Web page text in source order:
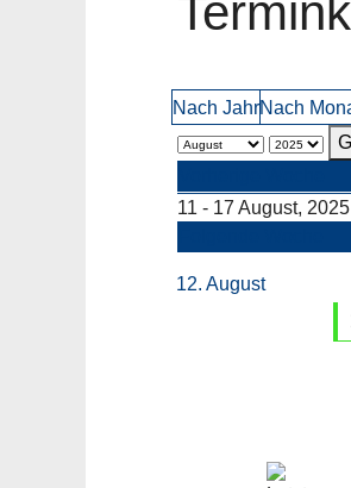
Nach JahrNach
11 - 17 August, 2025
12. August